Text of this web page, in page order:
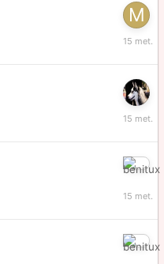
Spalio
Rugsėjo
31,